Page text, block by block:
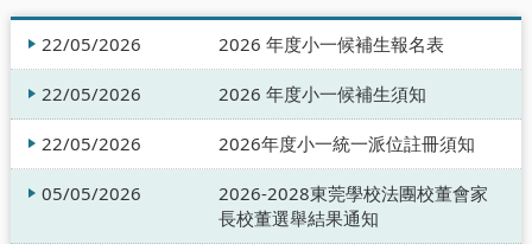
22/05/2026 2026 年度小一候補生報名表
22/05/2026 2026 年度小一候補生須知
22/05/2026 2026年度小一統一派位註冊須知
05/05/2026
2026-2028東莞學校法團校董會家
長校董選舉結果通知